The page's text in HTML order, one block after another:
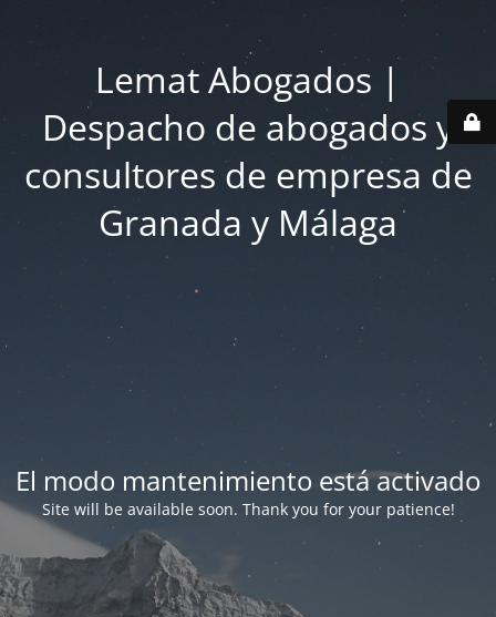
Lemat Abogados |
Despacho de abogados y
consultores de empresa de
Granada y Málaga
El modo mantenimiento está activado
Site will be available soon. Thank you for your patience!